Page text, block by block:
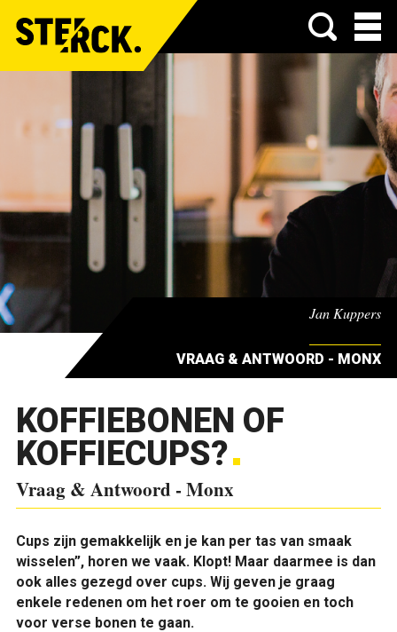
Menu
Jan Kuppers
VRAAG & ANTWOORD - MONX
KOFFIEBONEN OF
KOFFIECUPS?
Vraag & Antwoord - Monx
Cups zijn gemakkelijk en je kan per tas van smaak
wisselen”, horen we vaak. Klopt! Maar daarmee is dan
ook alles gezegd over cups. Wij geven je graag
enkele redenen om het roer om te gooien en toch
voor verse bonen te gaan.